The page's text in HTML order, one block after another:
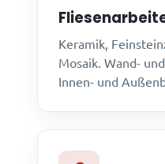
Keramik,
Mosaik. Wand-
Innen- und